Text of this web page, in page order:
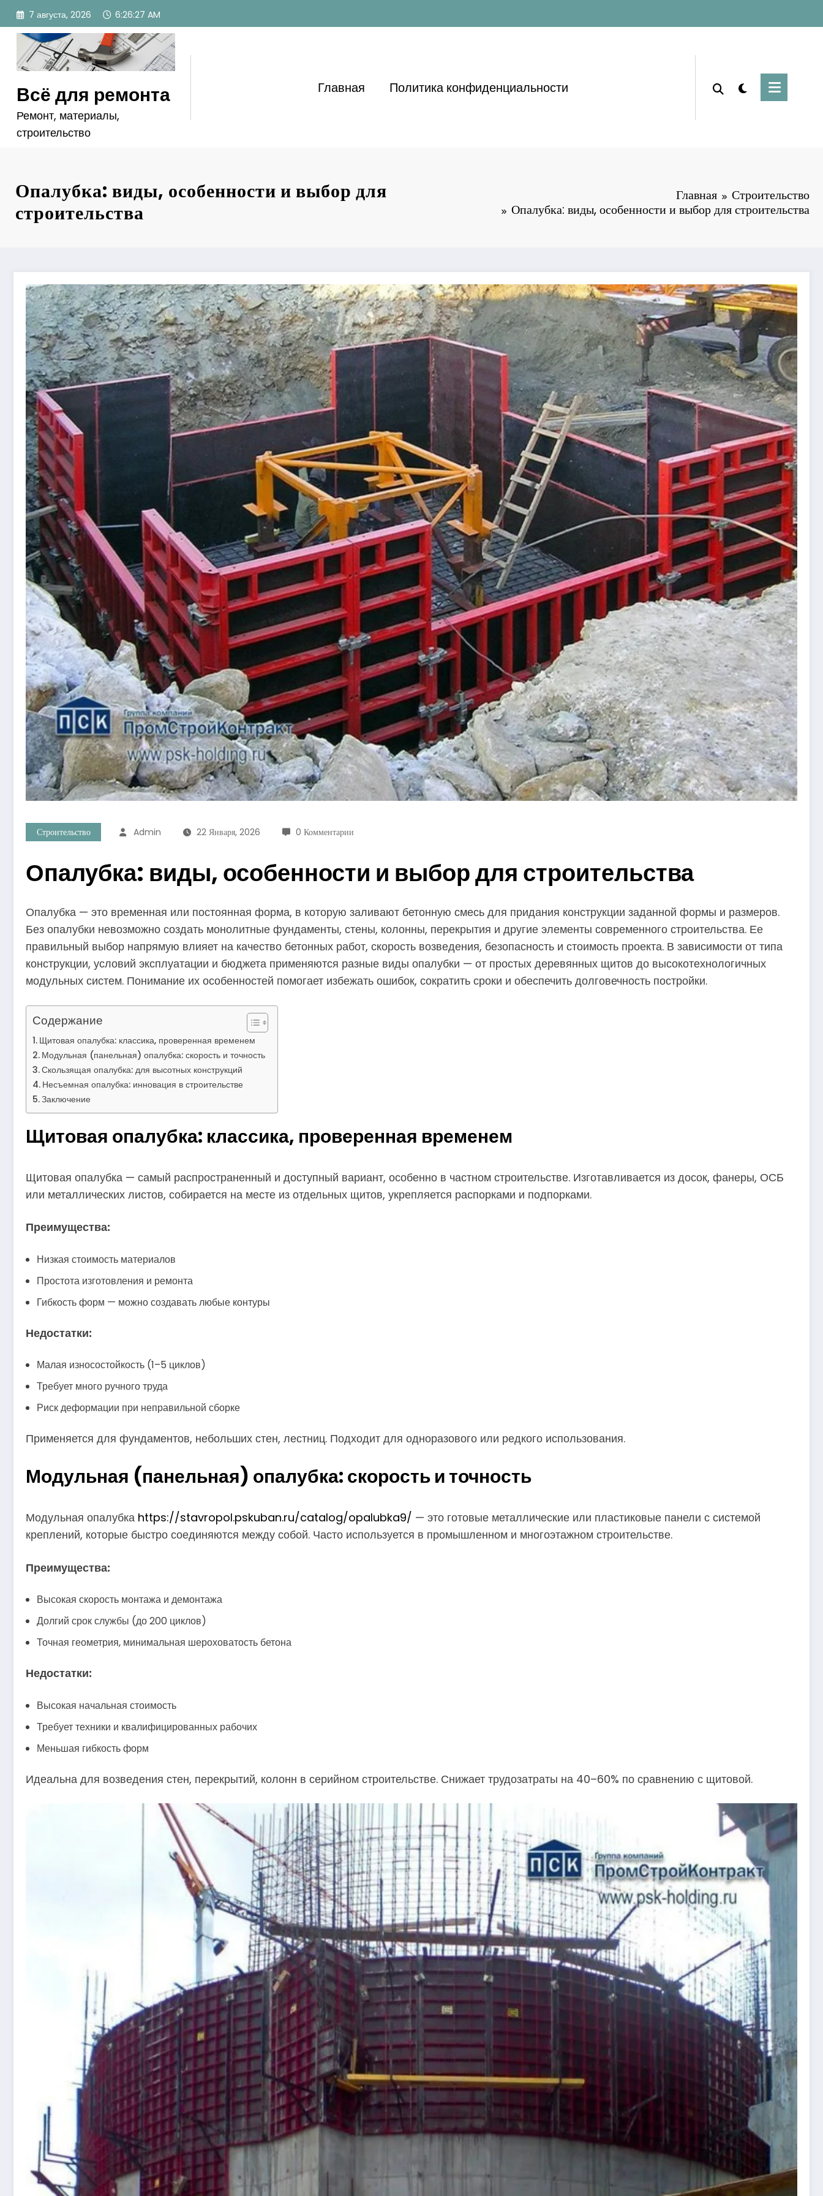
Перейти
содержимому
7 августа, 2026 6:26:28 AM
Всё для ремонта
Ремонт, материалы,
строительство
Главная Политика конфиденциальности
Опалубка: виды, особенности и выбор для
строительства
Главная
Строительство
Опалубка: виды, особенности и выбор для строительства
Строительство Admin 22 Января, 2026 0 Комментарии
Опалубка: виды, особенности и выбор для строительства
Опалубка — это временная или постоянная форма, в которую заливают бетонную смесь для придания конструкции заданной формы и размеров.
Без опалубки невозможно создать монолитные фундаменты, стены, колонны, перекрытия и другие элементы современного строительства. Ее
правильный выбор напрямую влияет на качество бетонных работ, скорость возведения, безопасность и стоимость проекта. В зависимости от типа
конструкции, условий эксплуатации и бюджета применяются разные виды опалубки — от простых деревянных щитов до высокотехнологичных
модульных систем. Понимание их особенностей помогает избежать ошибок, сократить сроки и обеспечить долговечность постройки.
Содержание
Щитовая опалубка: классика, проверенная временем
Модульная (панельная) опалубка: скорость и точность
Скользящая опалубка: для высотных конструкций
Несъемная опалубка: инновация в строительстве
Заключение
Щитовая опалубка: классика, проверенная временем
Щитовая опалубка — самый распространенный и доступный вариант, особенно в частном строительстве. Изготавливается из досок, фанеры, ОСБ
или металлических листов, собирается на месте из отдельных щитов, укрепляется распорками и подпорками.
Преимущества:
Низкая стоимость материалов
Простота изготовления и ремонта
Гибкость форм — можно создавать любые контуры
Недостатки:
Малая износостойкость (1–5 циклов)
Требует много ручного труда
Риск деформации при неправильной сборке
Применяется для фундаментов, небольших стен, лестниц. Подходит для одноразового или редкого использования.
Модульная (панельная) опалубка: скорость и точность
Модульная опалубка https://stavropol.pskuban.ru/catalog/opalubka9/ — это готовые металлические или пластиковые панели с системой
креплений, которые быстро соединяются между собой. Часто используется в промышленном и многоэтажном строительстве.
Преимущества:
Высокая скорость монтажа и демонтажа
Долгий срок службы (до 200 циклов)
Точная геометрия, минимальная шероховатость бетона
Недостатки:
Высокая начальная стоимость
Требует техники и квалифицированных рабочих
Меньшая гибкость форм
Идеальна для возведения стен, перекрытий, колонн в серийном строительстве. Снижает трудозатраты на 40–60% по сравнению с щитовой.